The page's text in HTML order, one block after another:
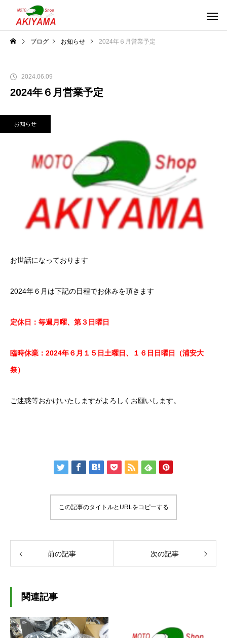
ブログ お知らせ 2024年６月営業予定
2024.06.09
2024年６月営業予定
お知らせ
お世話になっております
2024年６月は下記の日程でお休みを頂きます
定休日：毎週月曜、第３日曜日
臨時休業：2024年６月１５日土曜日、１６日日曜日（浦安大
祭）
ご迷惑等おかけいたしますがよろしくお願いします。
この記事のタイトルとURLをコピーする
前の記事 次の記事
関連記事